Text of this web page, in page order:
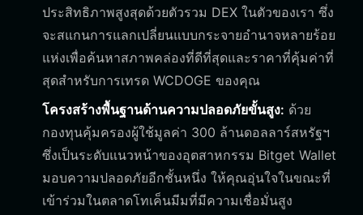
ประสิทธิภาพสูงสุดด้วยตัวรวม DEX ในตัวของเรา ซึ่ง
จะสแกนการแลกเปลี่ยนแบบกระจายอำนาจหลายร้อย
แห่งเพื่อค้นหาสภาพคล่องที่ดีที่สุดและราคาที่คุ้มค่าที่
สุดสำหรับการเทรด WCDOGE ของคุณ
โครงสร้างพื้นฐานด้านความปลอดภัยขั้นสูง: ด้วย
กองทุนคุ้มครองผู้ใช้มูลค่า 300 ล้านดอลลาร์สหรัฐฯ
ซึ่งเป็นระดับแนวหน้าของอุตสาหกรรม Bitget Wallet
มอบความปลอดภัยอีกชั้นหนึ่ง ให้คุณอุ่นใจในขณะที่
เข้าร่วมในตลาดโทเค็นมีมที่มีความเชื่อมั่นสูง